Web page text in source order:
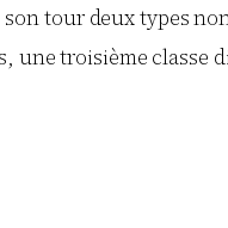
tour deux types
troisième classe